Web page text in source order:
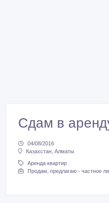
Сдам в
04/08/2016
Казахстан, Алматы
Аренда квартир
Продам, предлагаю - частное